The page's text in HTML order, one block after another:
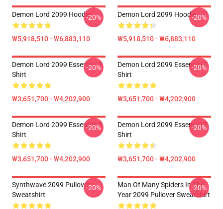
Demon Lord 2099 Hoodie
₩5,918,510 - ₩6,883,110
-20% Demon Lord 2099 Hoodie
₩5,918,510 - ₩6,883,110
-20%
Demon Lord 2099 Essential T-
Shirt
₩3,651,700 - ₩4,202,900
-20%
Demon Lord 2099 Essential T-
Shirt
₩3,651,700 - ₩4,202,900
-20%
Demon Lord 2099 Essential T-
Shirt
₩3,651,700 - ₩4,202,900
-20%
Demon Lord 2099 Essential T-
Shirt
₩3,651,700 - ₩4,202,900
-20%
Synthwave 2099 Pullover
Sweatshirt
-20%
Man Of Many Spiders In The
Year 2099 Pullover Sweatshirt
-20%